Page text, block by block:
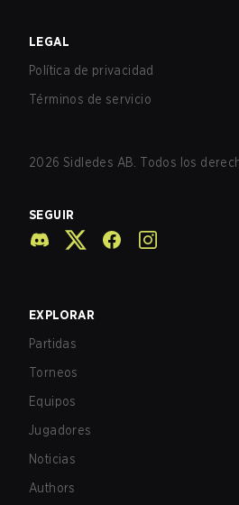
LEGAL
Política de privacidad
Términos de servicio
2026 Sidledes AB. Todos los
SEGUIR
EXPLORAR
Partidas
Torneos
Equipos
Jugadores
Noticias
Authors